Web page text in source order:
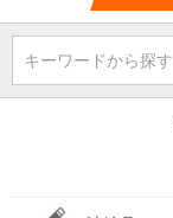
キーワードから探す